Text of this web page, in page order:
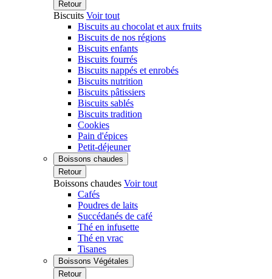
Retour
Biscuits Voir tout
Biscuits au chocolat et aux fruits
Biscuits de nos régions
Biscuits enfants
Biscuits fourrés
Biscuits nappés et enrobés
Biscuits nutrition
Biscuits pâtissiers
Biscuits sablés
Biscuits tradition
Cookies
Pain d'épices
Petit-déjeuner
Boissons chaudes
Retour
Boissons chaudes Voir tout
Cafés
Poudres de laits
Succédanés de café
Thé en infusette
Thé en vrac
Tisanes
Boissons Végétales
Retour